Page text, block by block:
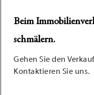
Beim
schmälern.
Gehen Sie den
Kontaktieren Sie uns.